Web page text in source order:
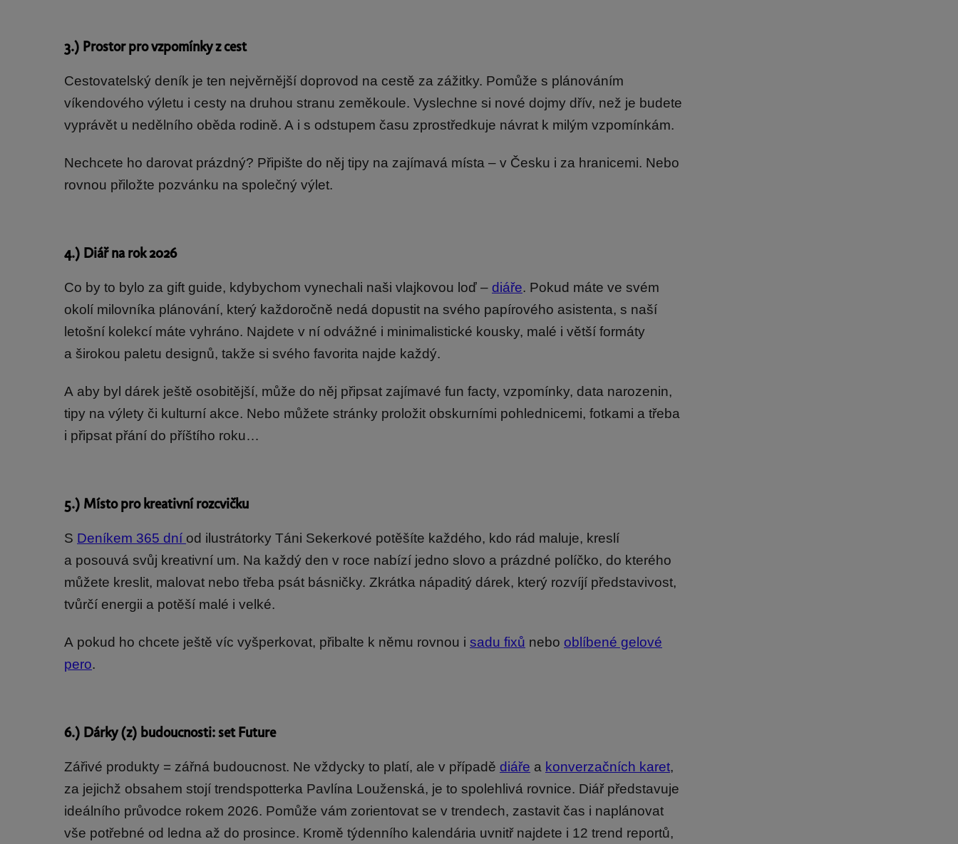
3.) Prostor pro vzpomínky z cest
Cestovatelský deník je ten nejvěrnější doprovod na cestě za zážitky. Pomůže s plánováním
víkendového výletu i cesty na druhou stranu zeměkoule. Vyslechne si nové dojmy dřív, než je budete
vyprávět u nedělního oběda rodině. A i s odstupem času zprostředkuje návrat k milým vzpomínkám.
Nechcete ho darovat prázdný? Připište do něj tipy na zajímavá místa – v Česku i za hranicemi. Nebo
rovnou přiložte pozvánku na společný výlet.
4.) Diář na rok 2026
Co by to bylo za gift guide, kdybychom vynechali naši vlajkovou loď – diáře. Pokud máte ve svém
okolí milovníka plánování, který každoročně nedá dopustit na svého papírového asistenta, s naší
letošní kolekcí máte vyhráno. Najdete v ní odvážné i minimalistické kousky, malé i větší formáty
a širokou paletu designů, takže si svého favorita najde každý.
A aby byl dárek ještě osobitější, může do něj připsat zajímavé fun facty, vzpomínky, data narozenin,
tipy na výlety či kulturní akce. Nebo můžete stránky proložit obskurními pohlednicemi, fotkami a třeba
i připsat přání do příštího roku…
5.) Místo pro kreativní rozcvičku
S Deníkem 365 dní od ilustrátorky Táni Sekerkové potěšíte každého, kdo rád maluje, kreslí
a posouvá svůj kreativní um. Na každý den v roce nabízí jedno slovo a prázdné políčko, do kterého
můžete kreslit, malovat nebo třeba psát básničky. Zkrátka nápaditý dárek, který rozvíjí představivost,
tvůrčí energii a potěší malé i velké.
A pokud ho chcete ještě víc vyšperkovat, přibalte k němu rovnou i sadu fixů nebo oblíbené gelové
pero.
6.) Dárky (z) budoucnosti: set Future
Zářivé produkty = zářná budoucnost. Ne vždycky to platí, ale v případě diáře a konverzačních karet,
za jejichž obsahem stojí trendspotterka Pavlína Louženská, je to spolehlivá rovnice. Diář představuje
ideálního průvodce rokem 2026. Pomůže vám zorientovat se v trendech, zastavit čas i naplánovat
vše potřebné od ledna až do prosince. Kromě týdenního kalendária uvnitř najdete i 12 trend reportů,